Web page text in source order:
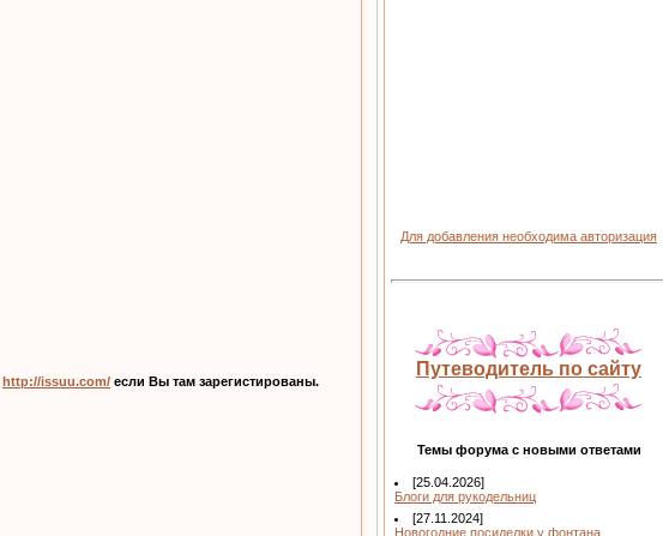
http://issuu.com/ если Вы там зарегистированы.
Для добавления необходима авторизация
Путеводитель по сайту
Темы форума с новыми ответами
[25.04.2026]
Блоги для рукодельниц
[27.11.2024]
Новогодние посиделки у фонтана